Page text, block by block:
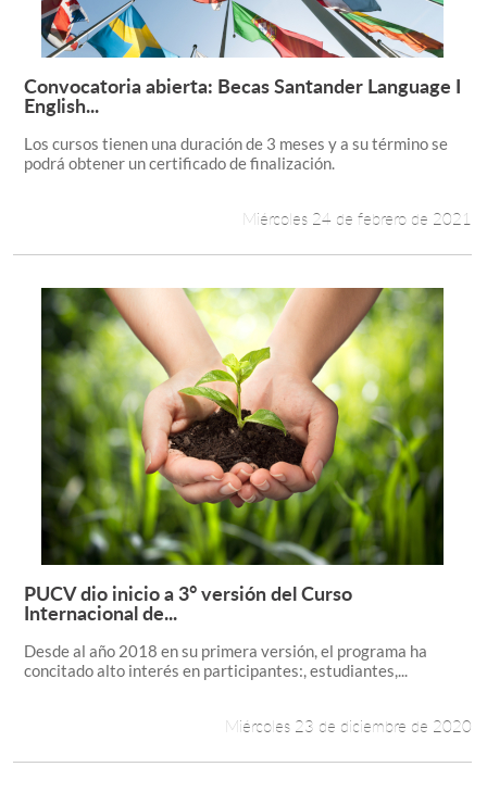
Leer más +
Convocatoria abierta: Becas Santander Language I
English...
Los cursos tienen una duración de 3 meses y a su término se
podrá obtener un certificado de finalización.
Miércoles 24 de febrero de 2021
Leer más +
PUCV dio inicio a 3° versión del Curso
Internacional de...
Desde al año 2018 en su primera versión, el programa ha
concitado alto interés en participantes:, estudiantes,...
Miércoles 23 de diciembre de 2020